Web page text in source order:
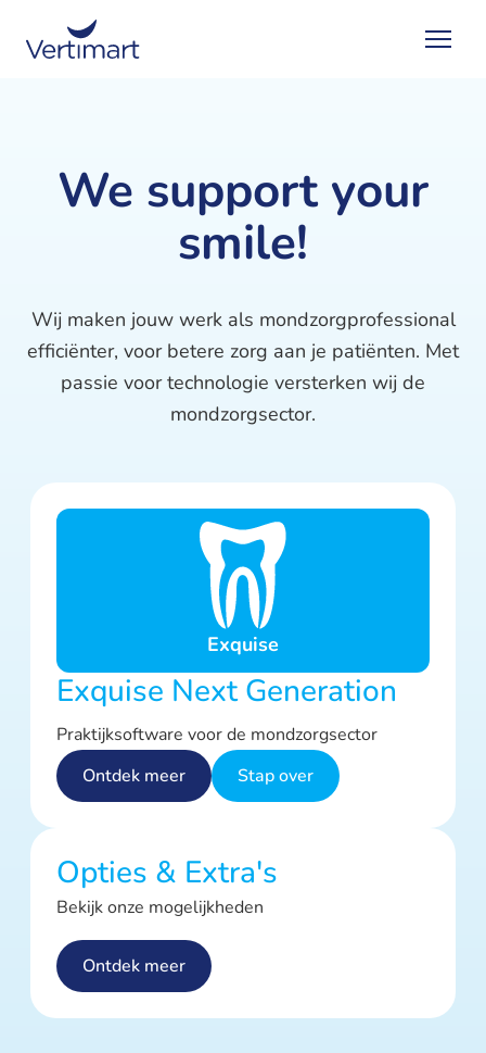
We support your
smile!
Wij maken jouw werk als mondzorgprofessional
efficiënter, voor betere zorg aan je patiënten. Met
passie voor technologie versterken wij de
mondzorgsector.
Exquise
Exquise Next Generation
Praktijksoftware voor de mondzorgsector
Ontdek meer
Stap over
Opties & Extra's
Bekijk onze mogelijkheden
Ontdek meer